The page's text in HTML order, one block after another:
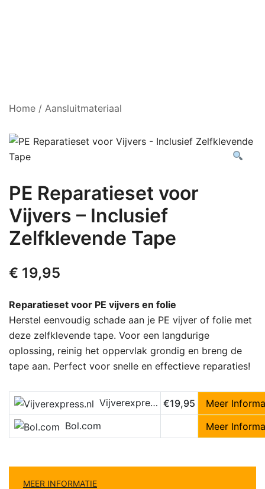
Home / Aansluitmateriaal
PE Reparatieset voor
Vijvers – Inclusief
Zelfklevende Tape
€ 19,95
Reparatieset voor PE vijvers en folie
Herstel eenvoudig schade aan je PE vijver of folie met
deze zelfklevende tape. Voor een langdurige
oplossing, reinig het oppervlak grondig en breng de
tape aan. Perfect voor snelle en effectieve reparaties!
Vijverexpress.nl €19,95
Meer
Bol.com
Meer
MEER INFORMATIE